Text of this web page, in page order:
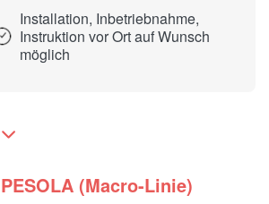
Installation, Inbetriebnahme,
Instruktion vor Ort auf Wunsch
möglich
(Macro-Linie)